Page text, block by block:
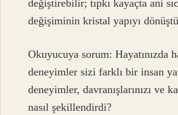
değiştirebilir; tıpkı kayaçta ani
değişiminin kristal yapıyı
Okuyucuya sorum: Hayatınızda
deneyimler sizi farklı bir insan
deneyimler, davranışlarınızı ve
nasıl şekillendirdi?